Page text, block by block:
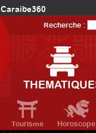
Caraibe360
AmériqueDuNord360
Recherche :
Tourisme Horoscope